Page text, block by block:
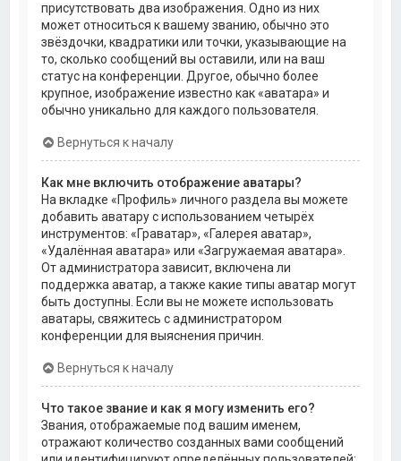
присутствовать два изображения. Одно из них
может относиться к вашему званию, обычно это
звёздочки, квадратики или точки, указывающие на
то, сколько сообщений вы оставили, или на ваш
статус на конференции. Другое, обычно более
крупное, изображение известно как «аватара» и
обычно уникально для каждого пользователя.
Вернуться к началу
Как мне включить отображение аватары?
На вкладке «Профиль» личного раздела вы можете
добавить аватару с использованием четырёх
инструментов: «Граватар», «Галерея аватар»,
«Удалённая аватара» или «Загружаемая аватара».
От администратора зависит, включена ли
поддержка аватар, а также какие типы аватар могут
быть доступны. Если вы не можете использовать
аватары, свяжитесь с администратором
конференции для выяснения причин.
Вернуться к началу
Что такое звание и как я могу изменить его?
Звания, отображаемые под вашим именем,
отражают количество созданных вами сообщений